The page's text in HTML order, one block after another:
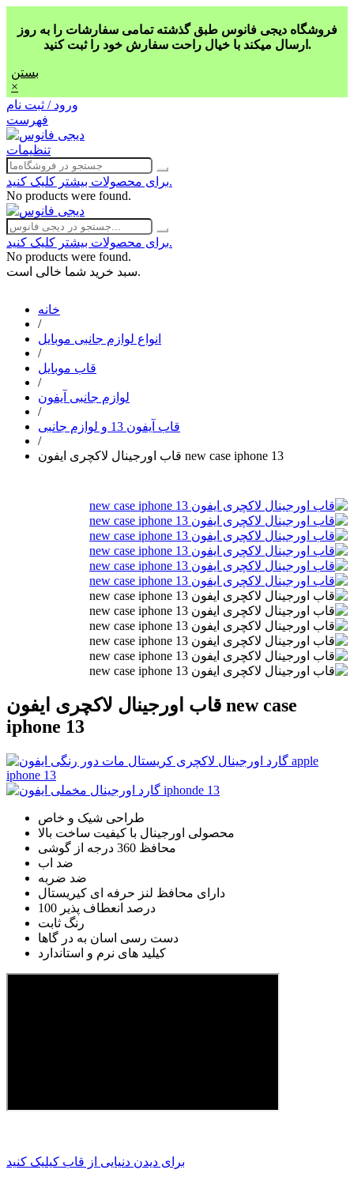
فروشگاه دیجی فانوس طبق گذشته تمامی سفارشات را به روز
ارسال میکند با خیال راحت سفارش خود را ثبت کنید.
بستن
×
ورود / ثبت نام
فهرست
تنظیمات
برای محصولات بیشتر کلیک کنید.
No products were found.
برای محصولات بیشتر کلیک کنید.
No products were found.
سبد خرید شما خالی است.
خانه
/
انواع لوازم جانبی موبایل
/
قاب موبایل
/
لوازم جانبی آیفون
/
قاب آیفون 13 و لوازم جانبی
/
قاب اورجینال لاکچری ایفون new case iphone 13
قاب اورجینال لاکچری ایفون new case
iphone 13
طراحی شیک و خاص
محصولی اورجینال با کیفیت ساخت بالا
محافظ 360 درجه از گوشی
ضد ضربه
دارای محافظ لنز حرفه ای کیریستال
100 درصد انعطاف پذیر
دست رسی اسان به در گاها
کیلید های نرم و استاندارد
برای دیدن دنیایی از قاب کیلیک کنید